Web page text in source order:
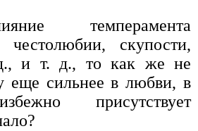
темперамента
честолюбии, скупости,
и т. д., то как же не
еще сильнее в любви, в
присутствует